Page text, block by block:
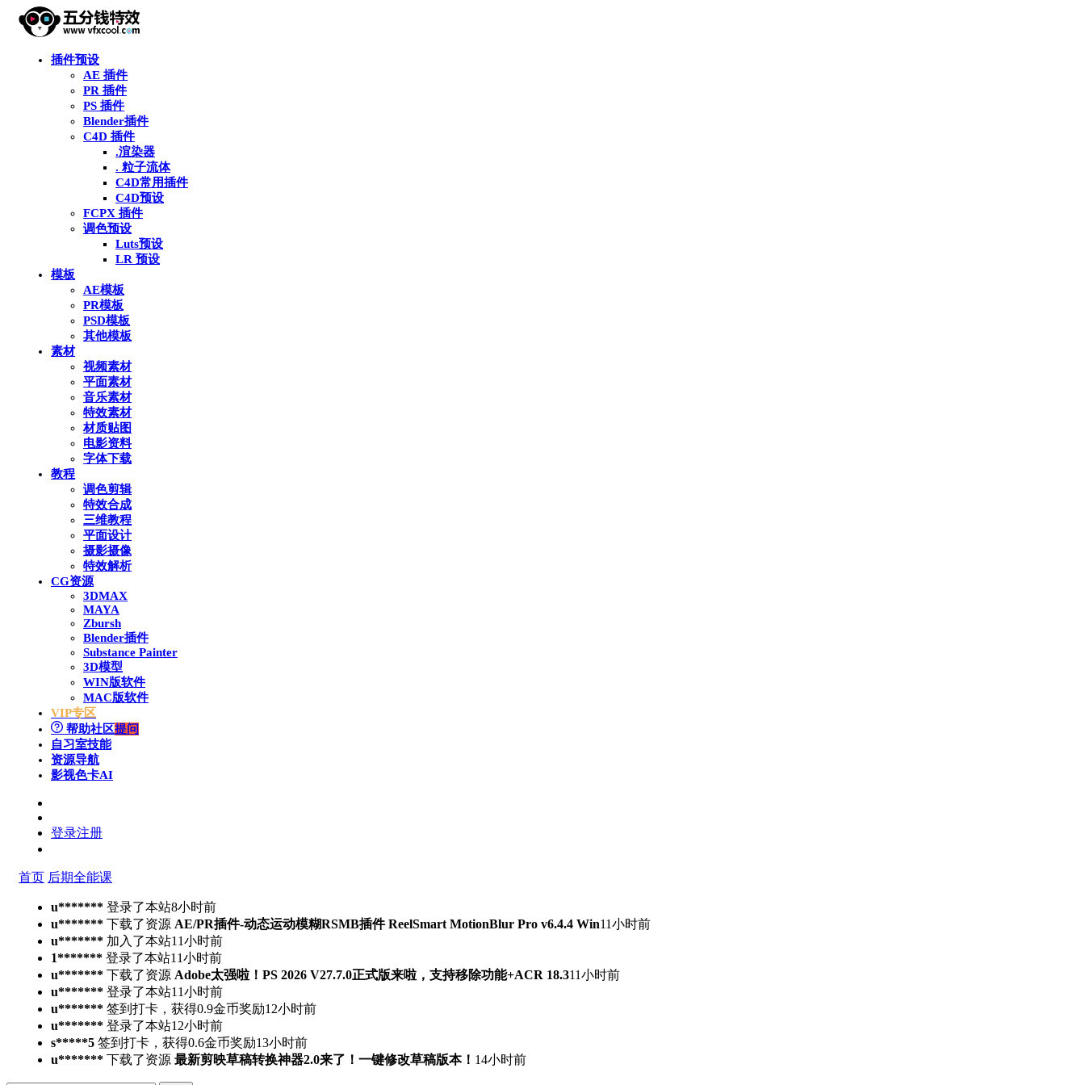
插件预设
AE 插件
PR 插件
PS 插件
Blender插件
C4D 插件
.渲染器
. 粒子流体
C4D常用插件
C4D预设
FCPX 插件
调色预设
Luts预设
LR 预设
模板
AE模板
PR模板
PSD模板
其他模板
素材
视频素材
平面素材
音乐素材
特效素材
材质贴图
电影资料
字体下载
教程
调色剪辑
特效合成
三维教程
平面设计
摄影摄像
特效解析
CG资源
3DMAX
MAYA
Zbursh
Blender插件
Substance Painter
3D模型
WIN版软件
MAC版软件
VIP专区
帮助社区提问
自习室技能
资源导航
影视色卡AI
登录注册
首页 后期全能课
u******* 登录了本站8小时前
u******* 下载了资源 AE/PR插件-动态运动模糊RSMB插件 ReelSmart MotionBlur Pro v6.4.4 Win11小时前
u******* 加入了本站11小时前
1******* 登录了本站11小时前
u******* 下载了资源 Adobe太强啦！PS 2026 V27.7.0正式版来啦，支持移除功能+ACR 18.311小时前
u******* 登录了本站11小时前
u******* 签到打卡，获得0.9金币奖励12小时前
u******* 登录了本站12小时前
s*****5 签到打卡，获得0.6金币奖励13小时前
u******* 下载了资源 最新剪映草稿转换神器2.0来了！一键修改草稿版本！ 14小时前